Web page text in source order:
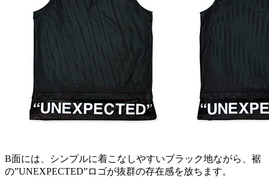
B面には、シンプルに着こなしやすいブラック地ながら、裾
の”UNEXPECTED”ロゴが抜群の存在感を放ちます。